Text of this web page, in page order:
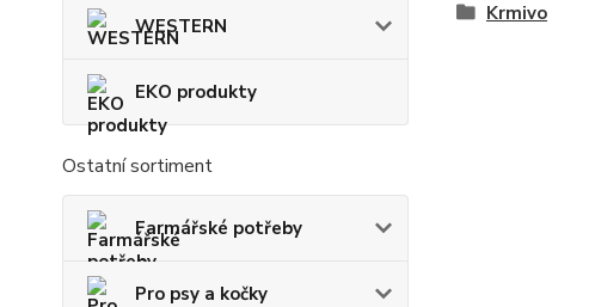
WESTERN
EKO produkty
Ostatní sortiment
Farmářské potřeby
Pro psy a kočky
Krmivo